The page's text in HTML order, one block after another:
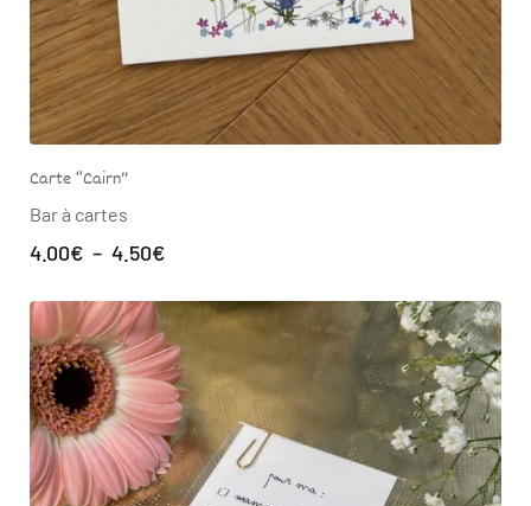
Carte “Cairn”
Bar à cartes
4.00€ – 4.50€